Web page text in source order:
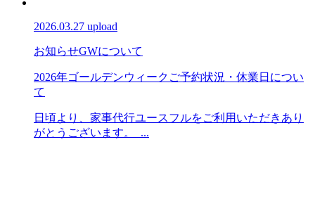
2026.03.27 upload
お知らせGWについて
2026年ゴールデンウィークご予約状況・休業日につい
て
日頃より、家事代行ユースフルをご利用いただきあり
がとうございます。 ...